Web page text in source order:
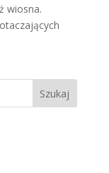
wiosna.
Szukaj